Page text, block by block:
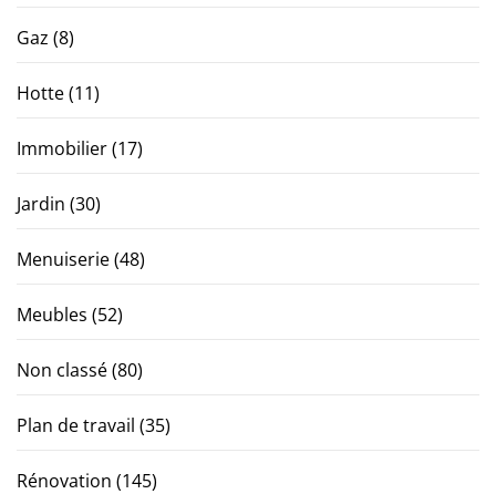
Gaz (8)
Hotte(11)
Immobilier(17)
Jardin (30)
Menuiserie(48)
Meubles (52)
Non classé(80)
Plan de travail (35)
Rénovation (145)